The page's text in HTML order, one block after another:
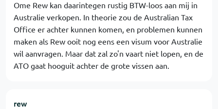
Ome Rew kan daarintegen rustig BTW-loos aan mij in
Australie verkopen. In theorie zou de Australian Tax
Office er achter kunnen komen, en problemen kunnen
maken als Rew ooit nog eens een visum voor Australie
wil aanvragen. Maar dat zal zo'n vaart niet lopen, en de
ATO gaat hooguit achter de grote vissen aan.
rew